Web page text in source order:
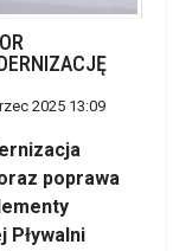
2025 13:09
poprawa